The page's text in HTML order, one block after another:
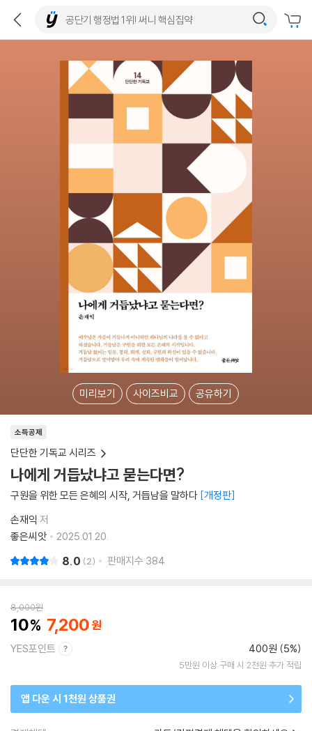
미리보기 사이즈비교 공유하기
소득공제
단단한 기독교 시리즈
나에게 거듭났냐고 묻는다면?
구원을 위한 모든 은혜의 시작, 거듭남을 말하다 개정판
손재익 저
좋은씨앗
2025.01.20.
8.0 2 판매지수 384
8,000원
10 7,200
YES포인트 400원 (5%)
5만원 이상 구매 시 2천원 추가 적립
앱 다운 시 1천원 상품권